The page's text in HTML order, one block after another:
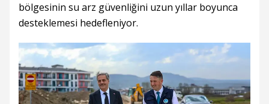
bölgesinin su arz güvenliğini uzun yıllar boyunca
desteklemesi hedefleniyor.